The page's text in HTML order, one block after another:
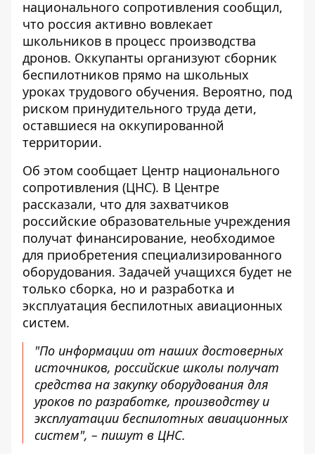
национального сопротивления сообщил,
что россия активно вовлекает
школьников в процесс производства
дронов. Оккупанты организуют сборник
беспилотников прямо на школьных
уроках трудового обучения. Вероятно, под
риском принудительного труда дети,
оставшиеся на оккупированной
территории.
Об этом сообщает Центр национального
сопротивления (ЦНС). В Центре
рассказали, что для захватчиков
российские образовательные учреждения
получат финансирование, необходимое
для приобретения специализированного
оборудования. Задачей учащихся будет не
только сборка, но и разработка и
эксплуатация беспилотных авиационных
систем.
"По информации от наших достоверных
источников, российские школы получат
средства на закупку оборудования для
уроков по разработке, производству и
эксплуатации беспилотных авиационных
систем", – пишут в ЦНС.